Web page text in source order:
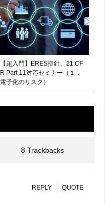
【超入門】ERES指針、21 CF
R Part 11対応セミナー（１．
電子化のリスク）
8 Trackbacks
REPLY QUOTE